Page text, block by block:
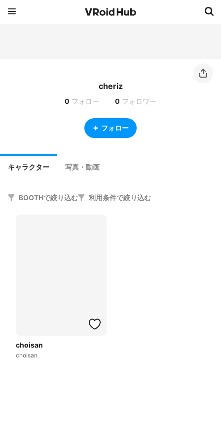
cheriz
0 フォロー 0 フォロワー
フォロー
キャラクター 写真・動画
BOOTHで絞り込む 利用条件で絞り込む
choisan
choisan